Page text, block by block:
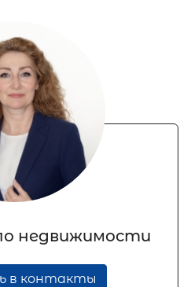
недвижимости
в контакты